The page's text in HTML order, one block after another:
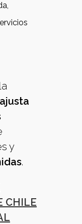
y
.
CHILE